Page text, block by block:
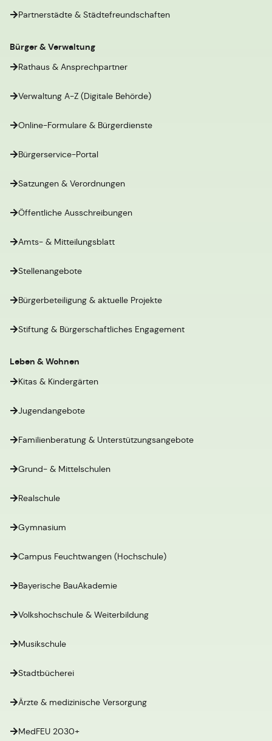
Partnerstädte & Städtefreundschaften
Bürger & Verwaltung
Rathaus & Ansprechpartner
Verwaltung A-Z (Digitale Behörde)
Online-Formulare & Bürgerdienste
Bürgerservice-Portal
Satzungen & Verordnungen
Öffentliche Ausschreibungen
Amts- & Mitteilungsblatt
Stellenangebote
Bürgerbeteiligung & aktuelle Projekte
Stiftung & Bürgerschaftliches Engagement
Leben & Wohnen
Kitas & Kindergärten
Jugendangebote
Familienberatung & Unterstützungsangebote
Grund- & Mittelschulen
Realschule
Gymnasium
Campus Feuchtwangen (Hochschule)
Bayerische BauAkademie
Volkshochschule & Weiterbildung
Musikschule
Stadtbücherei
Ärzte & medizinische Versorgung
MedFEU 2030+